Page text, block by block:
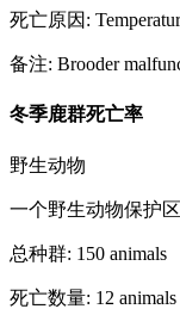
死亡原因 :
备注: Brooder
冬季鹿群死亡率
野生动物
一个野生动物保护
总种群: 150 animals
死亡数量: 12 animals